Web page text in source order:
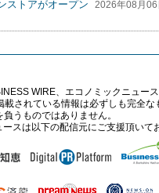
ストアがオープン
2026年08月06
WIRE、エコノミックニュ
されている情報は必ずしも完全
うものではありません。
ースは以下の配信元にご支援頂いて